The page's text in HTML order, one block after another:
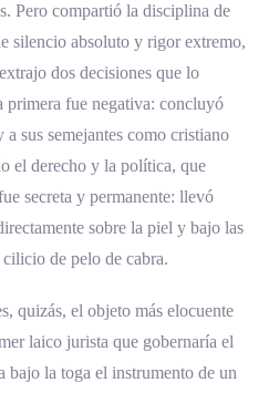
Pero compartió la disciplina de
silencio absoluto y rigor extremo,
dos decisiones que lo
primera fue negativa: concluyó
sus semejantes como cristiano
el derecho y la política, que
secreta y permanente: llevó
sobre la piel y bajo las
de pelo de cabra.
quizás, el objeto más elocuente
laico jurista que gobernaría el
bajo la toga el instrumento de un